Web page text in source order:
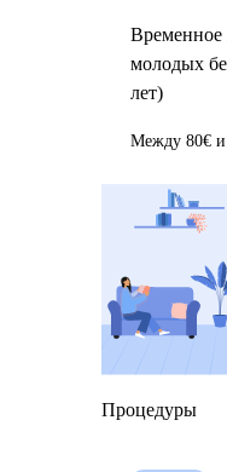
Временное
молодых
лет)
Между 80€ и
Процедуры